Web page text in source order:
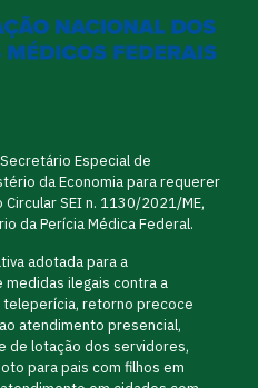
Especial de
da Economia para requerer
SEI n. 1130/2021/ME,
da Perícia Médica Federal.
adotada para a
ilegais contra a
retorno precoce
atendimento presencial,
de lotação dos servidores,
para pais com filhos em